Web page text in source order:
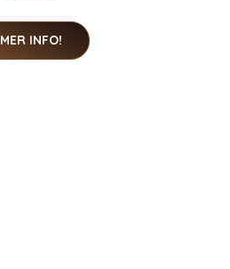
MER INFO!